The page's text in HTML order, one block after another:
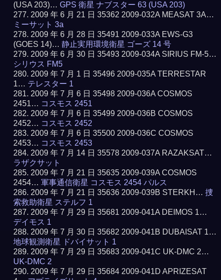
(USA 203)…GPS 衛星 ナブスター 63 (USA 203)
2009 年 6 月 21 日 35362 2009-032A MEASAT 3A…
ミーサット 3a
2009 年 6 月 28 日 35491 2009-033A EWS-G3
(GOES 14)…静止実用環境衛星 ゴーズ 14 号
2009 年 6 月 30 日 35493 2009-034A SIRIUS FM-5…
シリウス FM5
2009 年 7 月 1 日 35496 2009-035A TERRESTAR
1… テレスター 1
2009 年 7 月 6 日 35498 2009-036A COSMOS
2451… コスモス 2451
2009 年 7 月 6 日 35499 2009-036B COSMOS
2452… コスモス 2452
2009 年 7 月 6 日 35500 2009-036C COSMOS
2453… コスモス 2453
2009 年 7 月 14 日 35578 2009-037A RAZAKSAT…
ラザクサット
2009 年 7 月 21 日 35635 2009-039A COSMOS
2454…軍事通信衛星 コスモス 2454 パルス
2009 年 7 月 21 日 35636 2009-039B STERKH…捜
索救助衛星 ステルフ 1
2009 年 7 月 29 日 35681 2009-041A DEIMOS 1…
デイモス 1
2009 年 7 月 30 日 35682 2009-041B DUBAISAT 1…
地球観測衛星 ドバイサット 1
2009 年 7 月 29 日 35683 2009-041C UK-DMC 2…
UK-DMC 2
2009 年 7 月 29 日 35684 2009-041D APRIZESAT